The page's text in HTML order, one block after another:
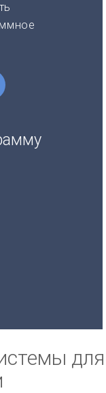
для